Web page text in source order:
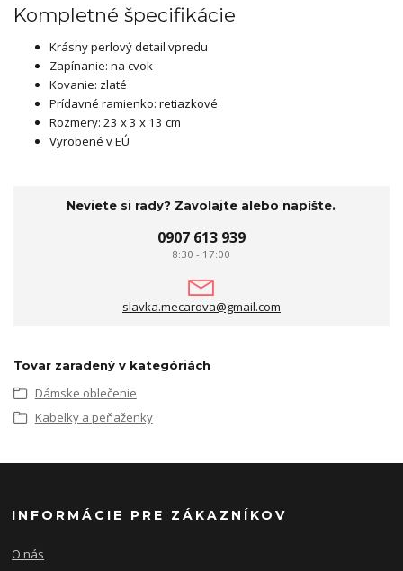
Kompletné špecifikácie
Krásny perlový detail vpredu
Zapínanie: na cvok
Kovanie: zlaté
Prídavné ramienko: retiazkové
Rozmery: 23 x 3 x 13 cm
Vyrobené v EÚ
Neviete si rady? Zavolajte alebo napíšte.
0907 613 939
8:30 - 17:00
slavka.mecarova@gmail.com
Tovar zaradený v kategóriách
Dámske oblečenie
Kabelky a peňaženky
INFORMÁCIE PRE ZÁKAZNÍKOV
O nás